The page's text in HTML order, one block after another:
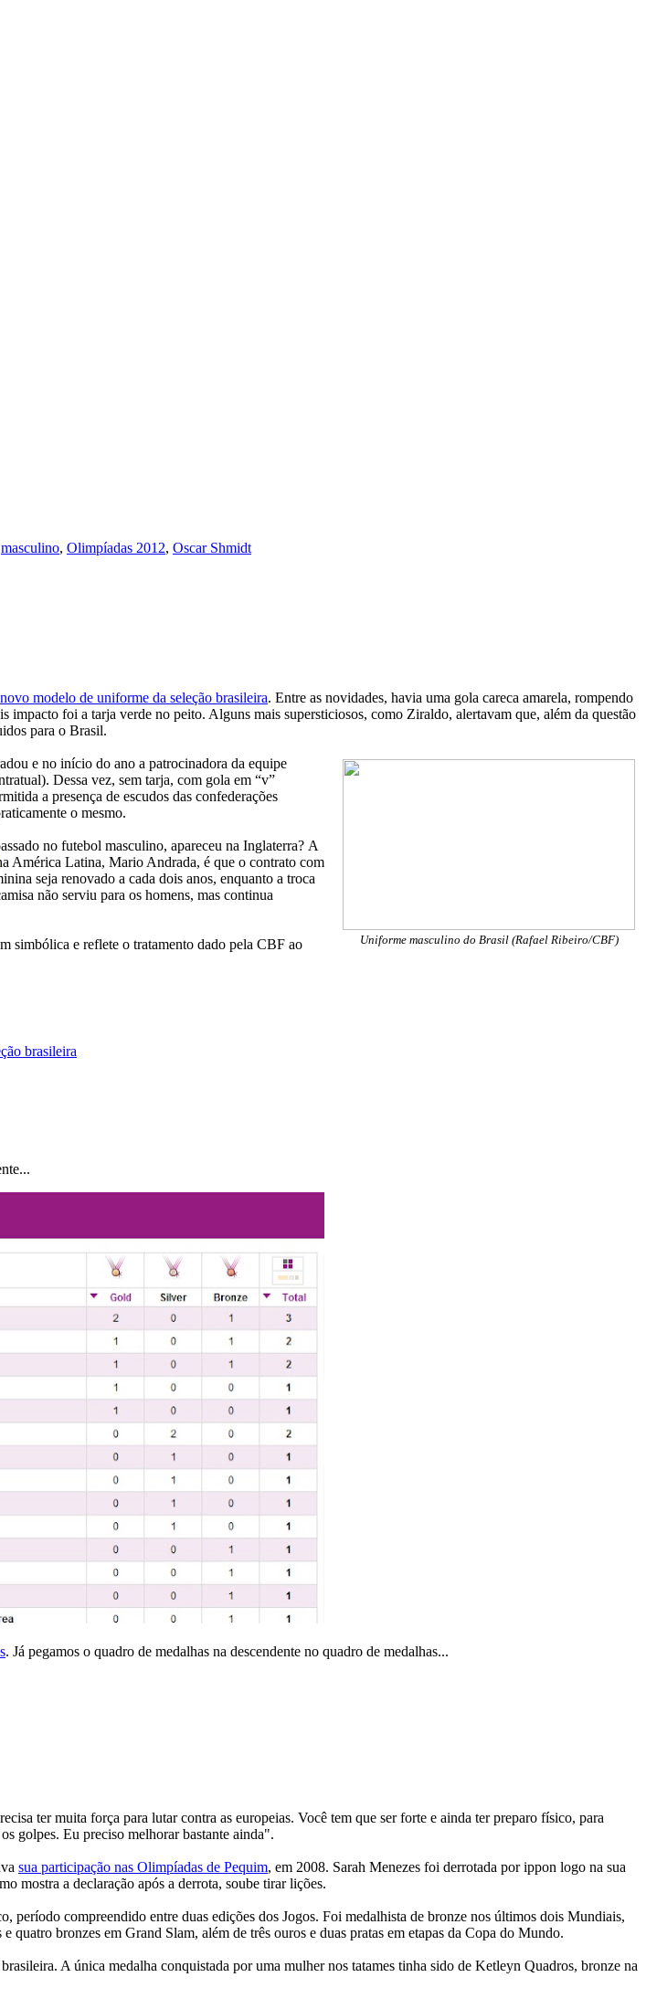
masculino, Olimpíadas 2012, Oscar Shmidt
novo modelo de uniforme da seleção brasileira. Entre as novidades, havia uma gola careca amarela, rompendo
impacto foi a tarja verde no peito. Alguns mais supersticiosos, como Ziraldo, alertavam que, além da questão
para o Brasil.
Uniforme masculino do Brasil (Rafael Ribeiro/CBF)
e no início do ano a patrocinadora da equipe
Dessa vez, sem tarja, com gola em “v”
a presença de escudos das confederações
o mesmo.
no futebol masculino, apareceu na Inglaterra? A
América Latina, Mario Andrada, é que o contrato com
seja renovado a cada dois anos, enquanto a troca
não serviu para os homens, mas continua
simbólica e reflete o tratamento dado pela CBF ao
brasileira
. Já pegamos o quadro de medalhas na descendente no quadro de medalhas...
ter muita força para lutar contra as europeias. Você tem que ser forte e ainda ter preparo físico, para
golpes. Eu preciso melhorar bastante ainda".
sua participação nas Olimpíadas de Pequim, em 2008. Sarah Menezes foi derrotada por ippon logo na sua
mostra a declaração após a derrota, soube tirar lições.
período compreendido entre duas edições dos Jogos. Foi medalhista de bronze nos últimos dois Mundiais,
bronzes em Grand Slam, além de três ouros e duas pratas em etapas da Copa do Mundo.
A única medalha conquistada por uma mulher nos tatames tinha sido de Ketleyn Quadros, bronze na